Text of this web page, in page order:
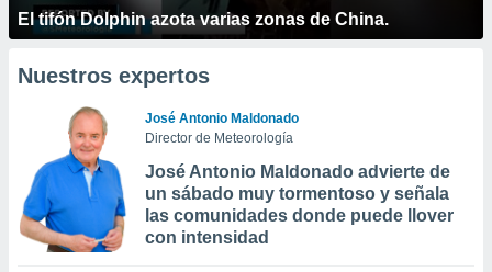
El tifón Dolphin azota varias zonas de China.
Nuestros expertos
José Antonio Maldonado
Director de Meteorología
José Antonio Maldonado advierte de
un sábado muy tormentoso y señala
las comunidades donde puede llover
con intensidad